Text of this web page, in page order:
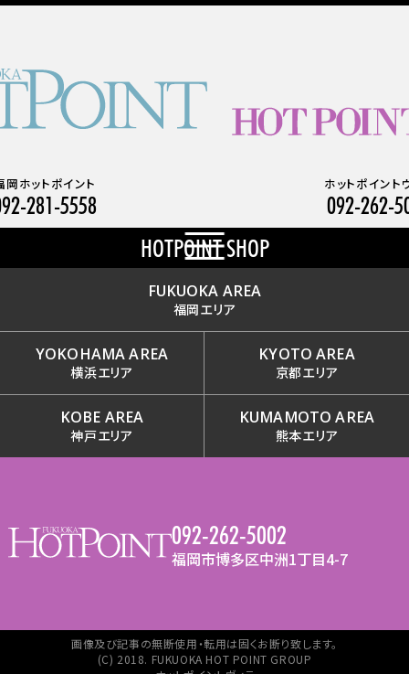
岡ホットポイント
281-5558
ホットポイント
092-262-
YOKOHAMA AREA
横浜エリア
KYOTO AREA
京都エリア
KOBE AREA
神戸エリア
FUKUOKA AREA
福岡エリア
KUMAMOTO AREA
熊本エリア
092-262-5002
福岡市博多区中洲1丁目4-7
画像及び記事の無断使用・転用は固くお断り致します。
(C) 2018. FUKUOKA HOT POINT GROUP